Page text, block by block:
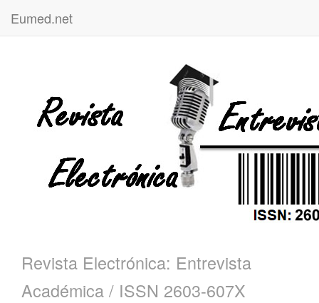
Eumed.net
Revista Electrónica: Entrevista
Académica / ISSN 2603-607X